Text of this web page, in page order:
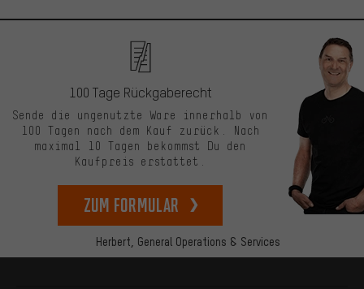
Herbert, General Operations & Services
100 Tage Rückgaberecht
Sende die ungenutzte Ware innerhalb von
100 Tagen nach dem Kauf zurück. Nach
maximal 10 Tagen bekommst Du den
Kaufpreis erstattet.
zum Formular